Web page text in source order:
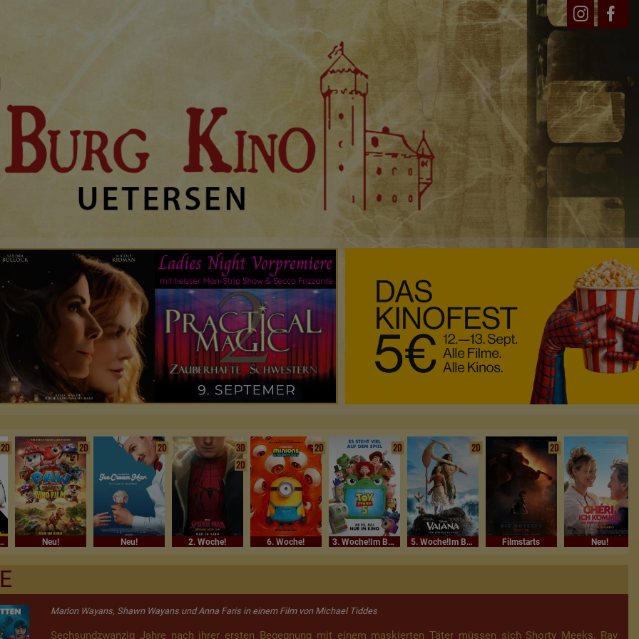
2D 2D
Neu!
2D
Neu!
3D
2D
2. Woche!
2D
6. Woche!
2D
3. Woche!Im Bundesstart
2D
5. Woche!Im Bundesstart
2D
Filmstarts Neu!
Marlon Wayans, Shawn Wayans und Anna Faris in einem Film von Michael Tiddes
Sechsundzwanzig Jahre nach ihrer ersten Begegnung mit einem maskierten Täter müssen sich Shorty Meeks, Ray